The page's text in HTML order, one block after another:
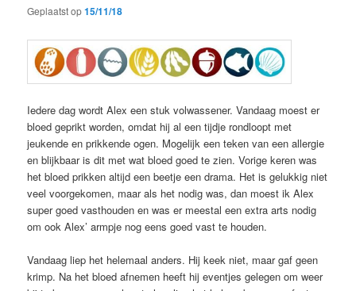
Geplaatst op15/11/18
Iedere dag wordt Alex een stuk volwassener. Vandaag moest er
bloed geprikt worden, omdat hij al een tijdje rondloopt met
jeukende en prikkende ogen. Mogelijk een teken van een allergie
en blijkbaar is dit met wat bloed goed te zien. Vorige keren was
het bloed prikken altijd een beetje een drama. Het is gelukkig niet
veel voorgekomen, maar als het nodig was, dan moest ik Alex
super goed vasthouden en was er meestal een extra arts nodig
om ook Alex’ armpje nog eens goed vast te houden.
Vandaag liep het helemaal anders. Hij keek niet, maar gaf geen
krimp. Na het bloed afnemen heeft hij eventjes gelegen om weer